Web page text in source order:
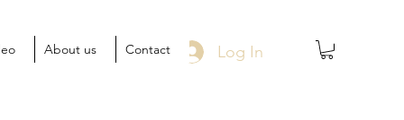
Log In
About us Contact